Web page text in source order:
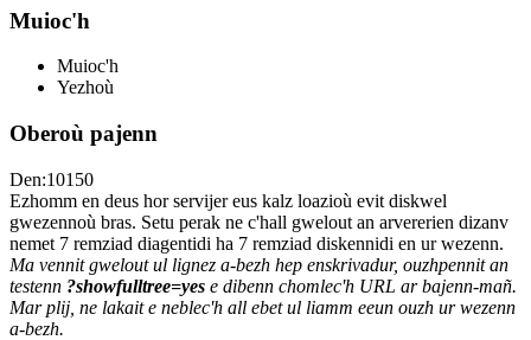
Muioc'h
Muioc'h
Yezhoù
Oberoù pajenn
Den:10150
Ezhomm en deus hor servijer eus kalz loazioù evit diskwel
gwezennoù bras. Setu perak ne c'hall gwelout an arvererien dizanv
nemet 7 remziad diagentidi ha 7 remziad diskennidi en ur wezenn.
Ma vennit gwelout ul lignez a-bezh hep enskrivadur, ouzhpennit an
testenn ?showfulltree=yes e dibenn chomlec'h URL ar bajenn-mañ.
Mar plij, ne lakait e neblec'h all ebet ul liamm eeun ouzh ur wezenn
a-bezh.